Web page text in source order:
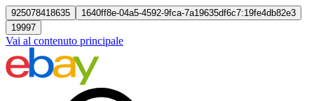
925078418635
1640ff8e-04a5-4592-9fca-7a19635df6c7:19fe4db82e3
19997
Vai al contenuto principale